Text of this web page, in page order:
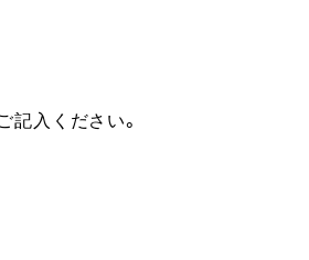
記入ください。